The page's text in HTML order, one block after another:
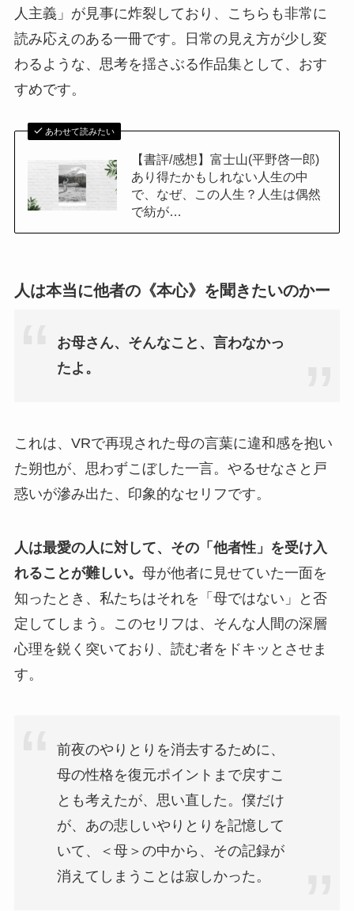
人主義」が見事に炸裂しており、こちらも非常に
読み応えのある一冊です。日常の見え方が少し変
わるような、思考を揺さぶる作品集として、おす
すめです。
あわせて読みたい
【書評/感想】富士山(平野啓一郎)
あり得たかもしれない人生の中
で、なぜ、この人生？人生は偶然
で紡が…
人は本当に他者の《本心》を聞きたいのかー
お母さん、そんなこと、言わなかっ
たよ。
これは、VRで再現された母の言葉に違和感を抱い
た朔也が、思わずこぼした一言。やるせなさと戸
惑いが滲み出た、印象的なセリフです。
人は最愛の人に対して、その「他者性」を受け入
れることが難しい。 母が他者に見せていた一面を
知ったとき、私たちはそれを「母ではない」と否
定してしまう。このセリフは、そんな人間の深層
心理を鋭く突いており、読む者をドキッとさせま
す。
前夜のやりとりを消去するために、
母の性格を復元ポイントまで戻すこ
とも考えたが、思い直した。僕だけ
が、あの悲しいやりとりを記憶して
いて、＜母＞の中から、その記録が
消えてしまうことは寂しかった。